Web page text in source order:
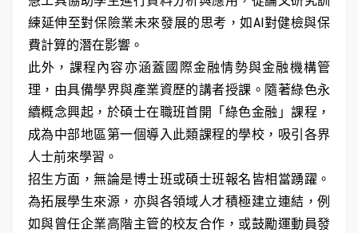
練延伸至對保險業未來發展的思考，如AI對健檢與保
費計算的潛在影響。
此外，課程內容亦涵蓋國際金融情勢與金融機構管
理，由具備學界與產業資歷的講者授課。隨著綠色永
續概念興起，於碩士在職班首開「綠色金融」課程，
成為中部地區第一個導入此類課程的學校，吸引各界
人士前來學習。
招生方面，無論是博士班或碩士班報名皆相當踴躍。
為拓展學生來源，亦與各領域人才積極建立連結，例
如與曾任企業高階主管的校友合作，或鼓勵運動員發